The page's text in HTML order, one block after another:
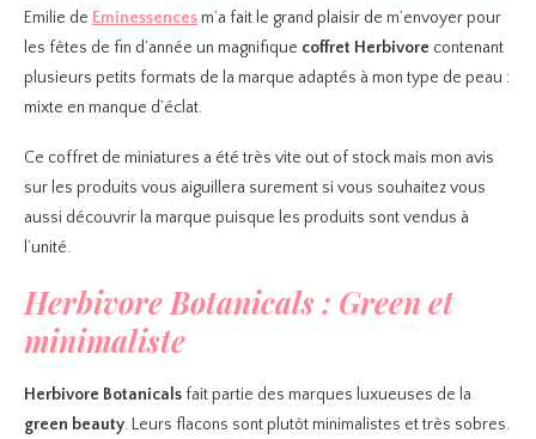
Emilie de Eminessences m’a fait le grand plaisir de m’envoyer pour
les fêtes de fin d’année un magnifique coffret Herbivore contenant
plusieurs petits formats de la marque adaptés à mon type de peau :
mixte en manque d’éclat.
Ce coffret de miniatures a été très vite out of stock mais mon avis
sur les produits vous aiguillera surement si vous souhaitez vous
aussi découvrir la marque puisque les produits sont vendus à
l’unité.
Herbivore Botanicals : Green et
minimaliste
Herbivore Botanicalsfait partie des marques luxueuses de la
green beauty. Leurs flacons sont plutôt minimalistes et très sobres.